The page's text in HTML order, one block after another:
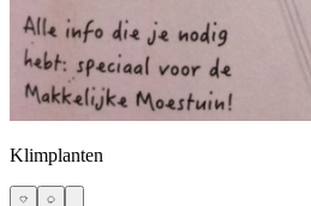
Klimplanten